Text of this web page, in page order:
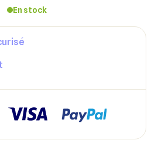
En stock
pour ajouter des produits à votre